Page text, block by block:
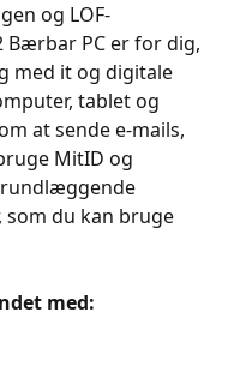
og LOF-
Bærbar PC er for dig,
med it og digitale
tablet og
at sende e-mails,
MitID og
du kan bruge
med: